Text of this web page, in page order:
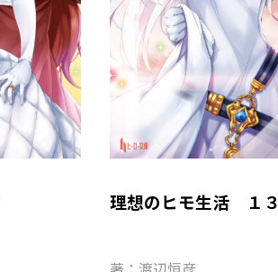
理想のヒモ生活 １３